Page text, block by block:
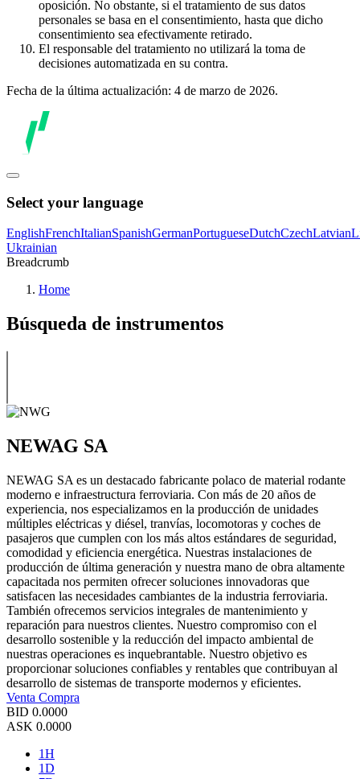
oposición. No obstante, si el tratamiento de sus datos
personales se basa en el consentimiento, hasta que dicho
consentimiento sea efectivamente retirado.
El responsable del tratamiento no utilizará la toma de
decisiones automatizada en su contra.
Fecha de la última actualización: 4 de marzo de 2026.
Select your language
EnglishFrenchItalianSpanishGermanPortugueseDutchCzechLatvian
Ukrainian
Breadcrumb
Home
Búsqueda de instrumentos
NEWAG SA
NEWAG SA es un destacado fabricante polaco de material rodante
moderno e infraestructura ferroviaria. Con más de 20 años de
experiencia, nos especializamos en la producción de unidades
múltiples eléctricas y diésel, tranvías, locomotoras y coches de
pasajeros que cumplen con los más altos estándares de seguridad,
comodidad y eficiencia energética. Nuestras instalaciones de
producción de última generación y nuestra mano de obra altamente
capacitada nos permiten ofrecer soluciones innovadoras que
satisfacen las necesidades cambiantes de la industria ferroviaria.
También ofrecemos servicios integrales de mantenimiento y
reparación para nuestros clientes. Nuestro compromiso con el
desarrollo sostenible y la reducción del impacto ambiental de
nuestras operaciones es inquebrantable. Nuestro objetivo es
proporcionar soluciones confiables y rentables que contribuyan al
desarrollo de sistemas de transporte modernos y eficientes.
Venta Compra
BID 0.0000
ASK 0.0000
1H
1D